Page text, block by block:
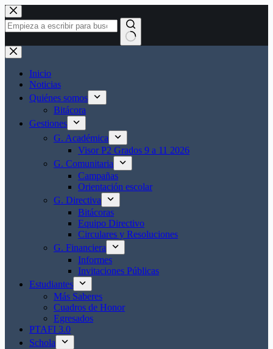
Saltar
al
contenido
Sin
resultados
Inicio
Noticias
Quiénes somos
Bitácora
Gestiones
G. Académica
Visor P2 Grados 9 a 11 2026
G. Comunitaria
Campañas
Orientación escolar
G. Directiva
Bitácoras
Equipo Directivo
Circulares y Resoluciones
G. Financiera
Informes
Invitaciones Públicas
Estudiantes
Más Saberes
Cuadros de Honor
Egresados
PTAFI 3.0
Schola